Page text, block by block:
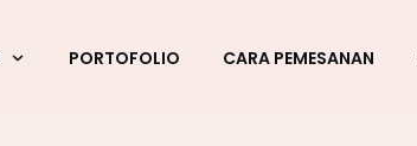
PORTOFOLIO CARA PEMESANAN